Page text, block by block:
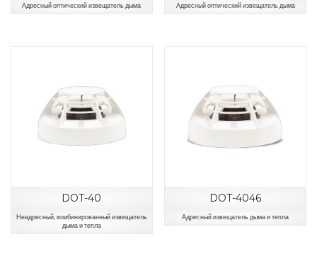
Адресный оптический извещатель дыма Адресный оптический извещатель дыма
DOT-40
Неадресный, комбинированный извещатель
дыма и тепла
DOT-4046
Адресный извещатель дыма и тепла